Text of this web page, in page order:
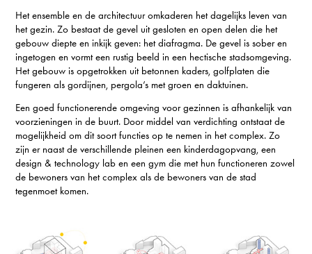
Het ensemble en de architectuur omkaderen het dagelijks leven van
het gezin. Zo bestaat de gevel uit gesloten en open delen die het
gebouw diepte en inkijk geven: het diafragma. De gevel is sober en
ingetogen en vormt een rustig beeld in een hectische stadsomgeving.
Het gebouw is opgetrokken uit betonnen kaders, golfplaten die
fungeren als gordijnen, pergola’s met groen en daktuinen.
Een goed functionerende omgeving voor gezinnen is afhankelijk van
voorzieningen in de buurt. Door middel van verdichting ontstaat de
mogelijkheid om dit soort functies op te nemen in het complex. Zo
zijn er naast de verschillende pleinen een kinderdagopvang, een
design & technology lab en een gym die met hun functioneren zowel
de bewoners van het complex als de bewoners van de stad
tegenmoet komen.